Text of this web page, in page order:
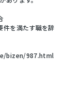
件を満たす職を辞
bizen/987.html